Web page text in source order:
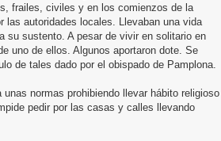
frailes, civiles y en los comienzos de la
las autoridades locales. Llevaban una vida
su sustento. A pesar de vivir en solitario en
uno de ellos. Algunos aportaron dote. Se
de tales dado por el obispado de Pamplona.
normas prohibiendo llevar hábito religioso
pedir por las casas y calles llevando